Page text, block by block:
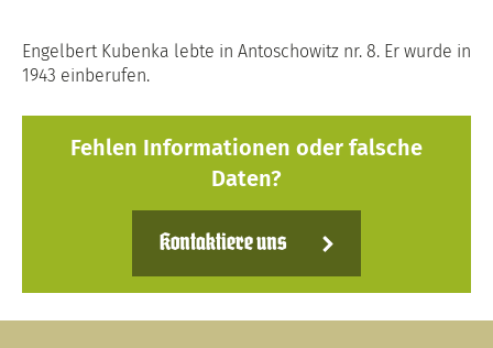
Engelbert Kubenka lebte in Antoschowitz nr. 8. Er wurde in
1943 einberufen.
Fehlen Informationen oder falsche
Daten?
Kontaktiere uns